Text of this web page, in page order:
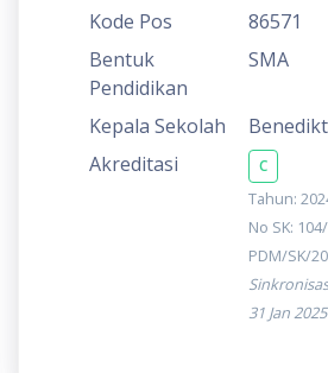
Kode Pos
86571
Bentuk
Pendidikan
SMA
Kepala Sekolah
Akreditasi
C
Tahun:
No SK:
PDM/SK/
31 Jan